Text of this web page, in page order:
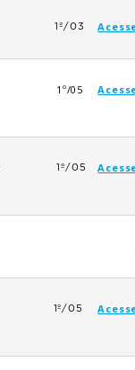
1º/03
1º/05
1º/05
1º/05